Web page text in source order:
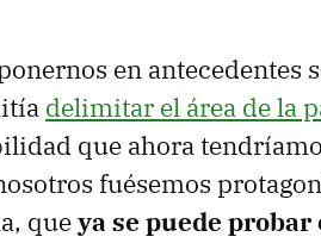
en antecedentes
delimitar el área de la
que ahora
fuésemos
queya se puede